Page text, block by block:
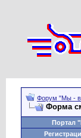
Форум "Мы -
Форма
Портал